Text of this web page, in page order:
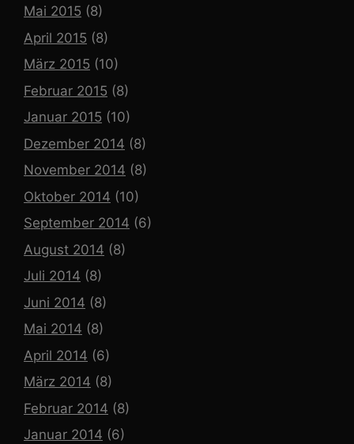
Mai 2015 (8)
April 2015 (8)
März 2015 (10)
Februar 2015 (8)
Januar 2015 (10)
Dezember 2014 (8)
November 2014 (8)
Oktober 2014 (10)
September 2014 (6)
August 2014 (8)
Juli 2014 (8)
Juni 2014 (8)
Mai 2014 (8)
April 2014 (6)
März 2014 (8)
Februar 2014 (8)
Januar 2014 (6)